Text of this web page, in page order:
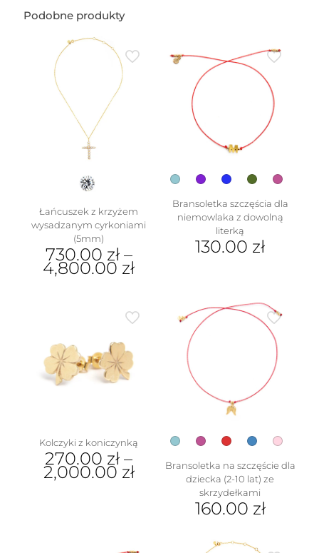
Podobne produkty
Łańcuszek z krzyżem
wysadzanym cyrkoniami
(5mm)
730.00 zł–
4,800.00 zł
wariantów.
Opcje
można
wybrać
Bransoletka szczęścia dla
niemowlaka z dowolną
literką
130.00 zł
wiele
wariantów.
stronie
produktu
Kolczyki z koniczynką
270.00 zł –
2,000.00 zł
Bransoletka na szczęście dla
dziecka (2-10 lat) ze
skrzydełkami
160.00 zł
produkt